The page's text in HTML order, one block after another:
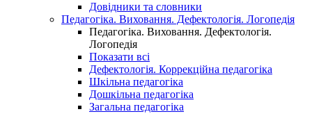
Довідники та словники
Педагогіка. Виховання. Дефектологія. Логопедія
Педагогіка. Виховання. Дефектологія.
Логопедія
Показати всі
Дефектологія. Коррекційна педагогіка
Шкільна педагогіка
Дошкільна педагогіка
Загальна педагогіка